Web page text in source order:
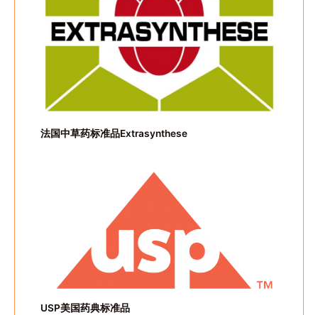
法国中草药标准品Extrasynthese
USP美国药典标准品